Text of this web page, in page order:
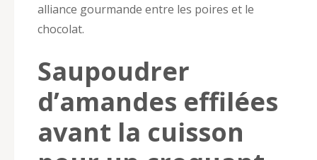
alliance gourmande entre les poires et le
chocolat.
Saupoudrer
d’amandes effilées
avant la cuisson